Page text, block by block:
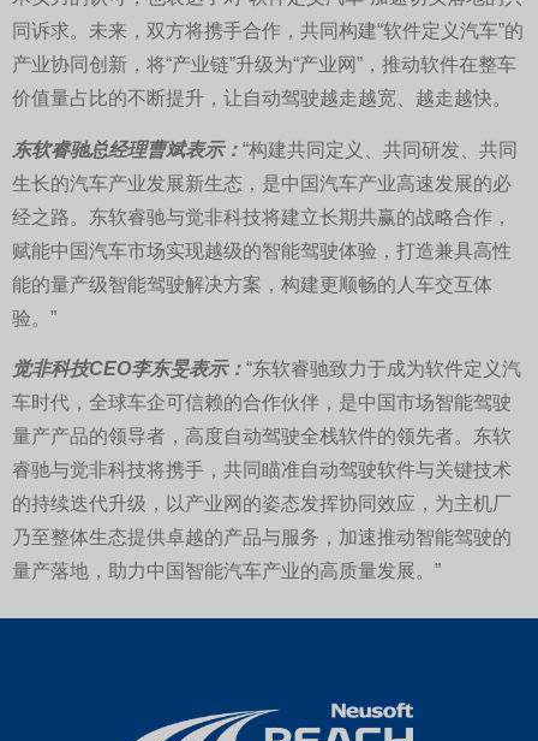
同诉求。未来，双方将携手合作，共同构建“软件定义汽车”的
产业协同创新，将“产业链”升级为“产业网”，推动软件在整车
价值量占比的不断提升，让自动驾驶越走越宽、越走越快。
东软睿驰总经理曹斌表示： “构建共同定义、共同研发、共同
生长的汽车产业发展新生态，是中国汽车产业高速发展的必
经之路。东软睿驰与觉非科技将建立长期共赢的战略合作，
赋能中国汽车市场实现越级的智能驾驶体验，打造兼具高性
能的量产级智能驾驶解决方案，构建更顺畅的人车交互体
验。”
觉非科技CEO李东旻表示： “东软睿驰致力于成为软件定义汽
车时代，全球车企可信赖的合作伙伴，是中国市场智能驾驶
量产产品的领导者，高度自动驾驶全栈软件的领先者。东软
睿驰与觉非科技将携手，共同瞄准自动驾驶软件与关键技术
的持续迭代升级，以产业网的姿态发挥协同效应，为主机厂
乃至整体生态提供卓越的产品与服务，加速推动智能驾驶的
量产落地，助力中国智能汽车产业的高质量发展。”